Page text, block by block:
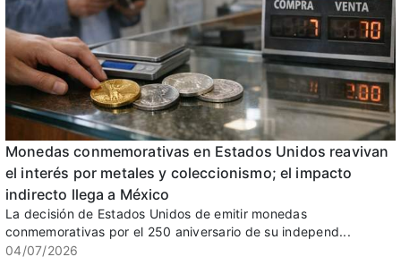
Monedas conmemorativas en Estados Unidos reavivan
el interés por metales y coleccionismo; el impacto
indirecto llega a México
La decisión de Estados Unidos de emitir monedas
conmemorativas por el 250 aniversario de su independ...
04/07/2026